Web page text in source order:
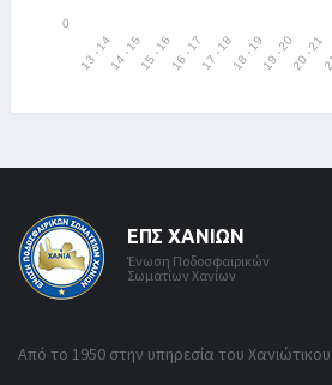
ΕΠΣ ΧΑΝΊΩΝ
Ένωση Ποδοσφαιρικών
Σωματίων Χανίων
Από το 1950 στην υπηρεσία του